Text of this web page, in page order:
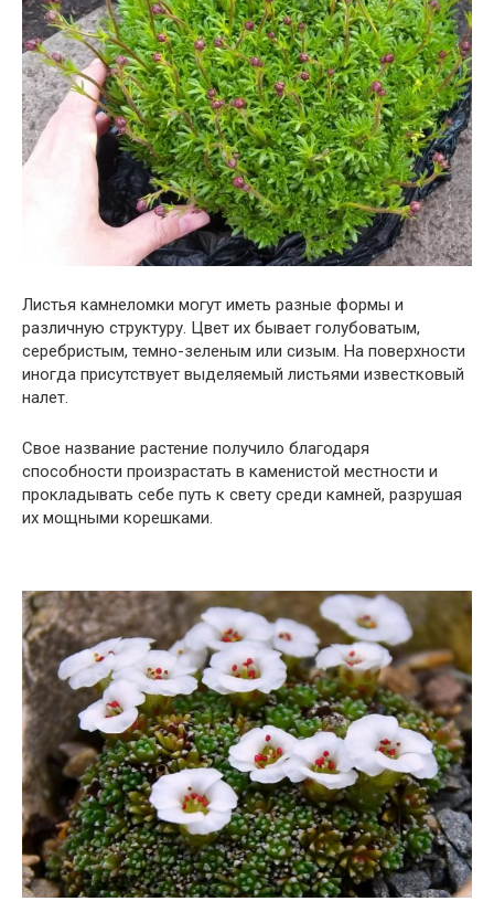
Листья камнеломки могут иметь разные формы и
различную структуру. Цвет их бывает голубоватым,
серебристым, темно-зеленым или сизым. На поверхности
иногда присутствует выделяемый листьями известковый
налет.
Свое название растение получило благодаря
способности произрастать в каменистой местности и
прокладывать себе путь к свету среди камней, разрушая
их мощными корешками.